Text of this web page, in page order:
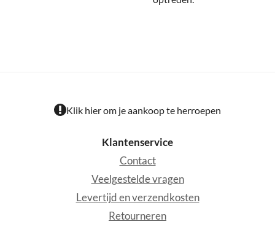
Klik hier om je aankoop te herroepen
Klantenservice
Contact
Veelgestelde vragen
Levertijd en verzendkosten
Retourneren